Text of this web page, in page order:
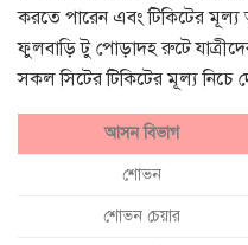
করতে পারেন এবং টিকিটের মূল্য
ফুলবাড়ি টু পোড়াদহ রুটে
সকল সিটের টিকিটের মূল্য নিচে
আসন বিভাগ
শোভন
শোভন চেয়ার